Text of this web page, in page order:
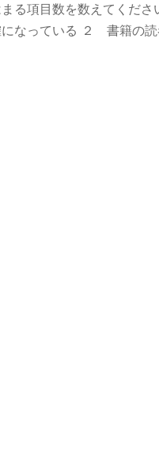
る項目数を数えてくだ
なっている ２ 書籍の